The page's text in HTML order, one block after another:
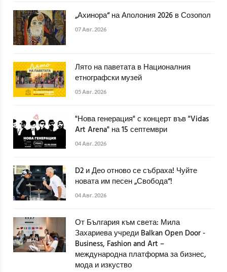
„Ахинора“ на Аполония 2026 в Созопол
07 Авг. 2026
Лято на паветата в Националния
етнографски музей
05 Авг. 2026
"Нова генерация" с концерт във "Vidas
Art Arena" на 15 септември
04 Авг. 2026
D2 и Део отново се събраха! Чуйте
новата им песен „Свобода“!
04 Авг. 2026
От България към света: Мила
Захариева учреди Balkan Open Door -
Business, Fashion and Art –
международна платформа за бизнес,
мода и изкуство